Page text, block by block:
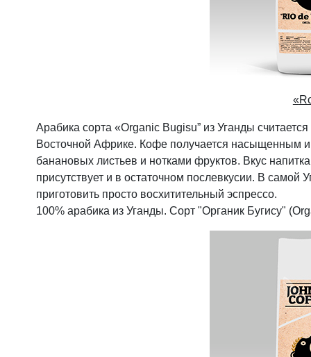
«
Арабика сорта «Organic Bugisu” из Уганды
Восточной Африке. Кофе получается насыщенным
банановых листьев и нотками фруктов. Вкус
присутствует и в остаточном послевкусии. В самой
приготовить просто восхитительный эспрессо.
100% арабика из Уганды. Сорт "Органик Бугису"